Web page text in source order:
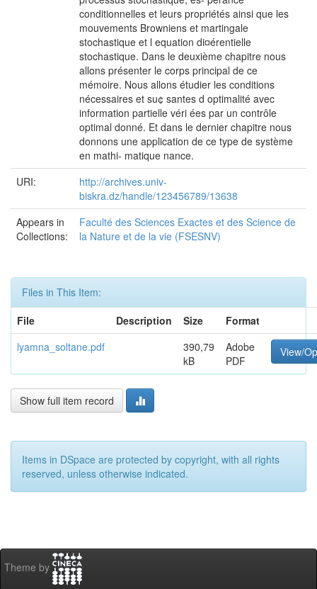
conditionnelles et leurs propriétés ainsi que les
mouvements Browniens et martingale
stochastique et l equation di¤érentielle
stochastique. Dans le deuxième chapitre nous
allons présenter le corps principal de ce
mémoire. Nous allons étudier les conditions
nécessaires et su¢ santes d optimalité avec
information partielle véri ées par un contrôle
optimal donné. Et dans le dernier chapitre nous
donnons une application de ce type de système
en mathi- matique nance.
URI:
http://archives.univ-
biskra.dz/handle/123456789/13638
Appears in
Collections:
Faculté des Sciences Exactes et des Science de
la Nature et de la vie (FSESNV)
Files in This Item:
File
Description Size
Format
lyamna_soltane.pdf
390,79
kB
Adobe
PDF
View/
Show full item record
Items in DSpace are protected by copyright, with all rights
reserved, unless otherwise indicated.
Theme by